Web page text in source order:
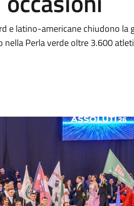
e latino-americane chiudono la
Perla verde oltre 3.600